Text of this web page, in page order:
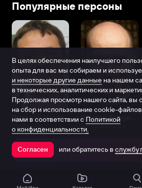
Популярные персоны
Виталий Шляппо
Продюсер Актёр дубляжа
Открыть в
В целях обеспечения наилучшего
опыта для вас мы собираем и
и некоторые другие данные на нашем
в технических, аналитических и
Продолжая просмотр нашего сайта, вы
на сбор и использование cookie-
нами в соответствии с Политикой
о конфиденциальности.
Согласен или обратитесь в службу